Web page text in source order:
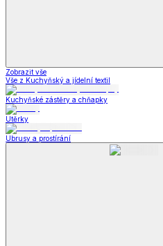
Zobrazit vše
Vše z Kuchyňský a jídelní textil
Kuchyňské zástěry a chňapky
Utěrky
Ubrusy a prostírání